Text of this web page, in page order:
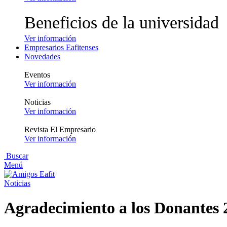
Beneficios de la universidad
Ver información
Empresarios Eafitenses
Novedades
Eventos
Ver información
Noticias
Ver información
Revista El Empresario
Ver información
Buscar
Menú
Noticias
Agradecimiento a los Donantes